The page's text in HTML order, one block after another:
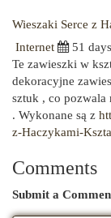
Wieszaki Serce z
Internet
51
Te zawieszki w
dekoracyjne
sztuk , co pozwala
. Wykonane są z
z-Haczykami-
Comments
Submit a